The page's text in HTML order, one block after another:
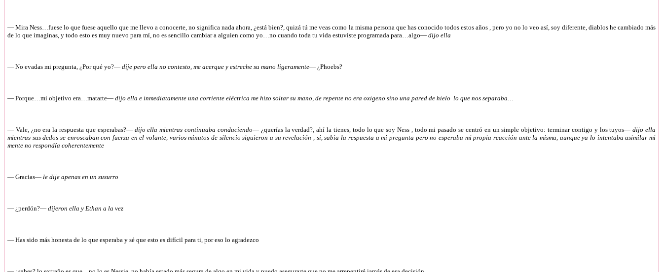
— Mira Ness…fuese lo que fuese aquello que me llevo a conocerte, no significa nada ahora, ¿está bien?, quizá tú me veas como la misma persona que has conocido todos estos años , pero yo no lo veo así, soy diferente, diablos he cambiado más
de lo que imaginas, y todo esto es muy nuevo para mí, no es sencillo cambiar a alguien como yo…no cuando toda tu vida estuviste programada para…algo— dijo ella
— No evadas mi pregunta, ¿Por qué yo?— dije pero ella no contesto, me acerque y estreche su mano ligeramente— ¿Phoebs?
— Porque…mi objetivo era…matarte— dijo ella e inmediatamente una corriente eléctrica me hizo soltar su mano, de repente no era oxigeno sino una pared de hielo lo que nos separaba…
— Vale, ¿no era la respuesta que esperabas?— dijo ella mientras continuaba conduciendo— ¿querías la verdad?, ahí la tienes, todo lo que soy Ness , todo mi pasado se centró en un simple objetivo: terminar contigo y los tuyos—dijo ella
mientras sus dedos se enroscaban con fuerza en el volante, varios minutos de silencio siguieron a su revelación , si, sabia la respuesta a mi pregunta pero no esperaba mi propia reacción ante la misma, aunque ya lo intentaba asimilar mi
mente no respondía coherentemente
— Gracias— le dije apenas en un susurro
— ¿perdón?— dijeron ella y Ethan a la vez
— Has sido más honesta de lo que esperaba y sé que esto es difícil para ti, por eso lo agradezco